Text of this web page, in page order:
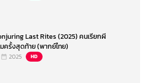
Last Rites (2025) คนเรียกผี
ครั้งสุดท้าย (พากย์ไทย)
2025 HD